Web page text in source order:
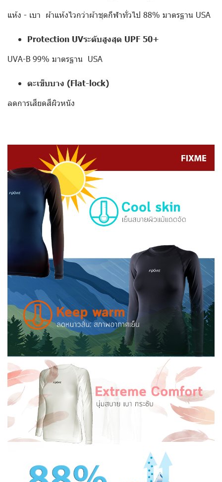
แห้ง - เบา ผ้าแห้งไวกว่าผ้าชุดกีฬาทั่วไป 88% มาตรฐาน USA
Protection UVระดับสูงสุด UPF 50+
UVA-B 99% มาตรฐาน USA
ตะเข็บบาง (Flat-lock)
ลดการเสียดสีผิวหนัง